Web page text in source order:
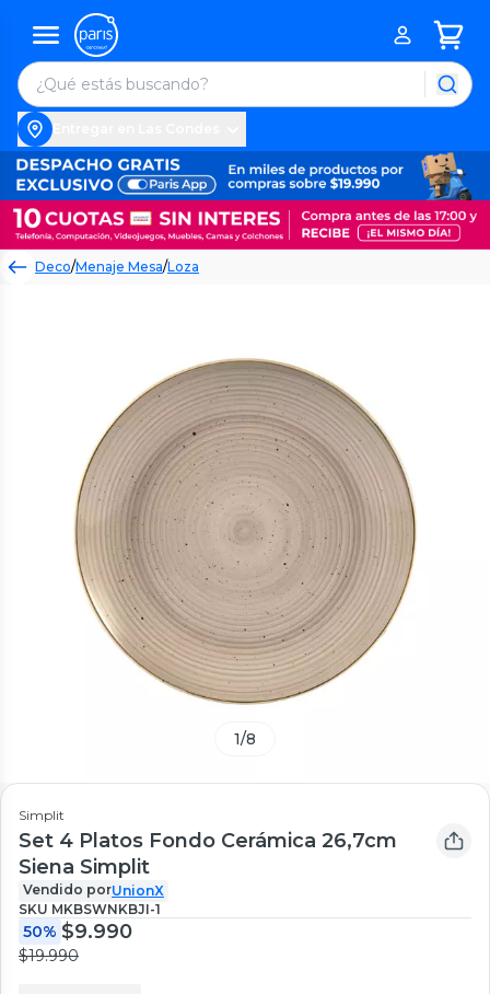
Deco/Menaje Mesa/Loza
1/8
Simplit
Set 4 Platos Fondo Cerámica 26,7cm
Siena Simplit
Vendido porUnionX
SKU MKBSWNKBJI-1
50% $9.990
$19.990